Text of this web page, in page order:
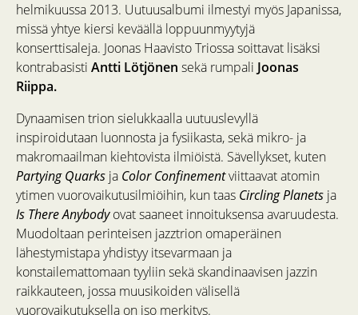
helmikuussa 2013. Uutuusalbumi ilmestyi myös Japanissa,
missä yhtye kiersi keväällä loppuunmyytyjä
konserttisaleja. Joonas Haavisto Triossa soittavat lisäksi
kontrabasisti Antti Lötjönen sekä rumpali Joonas
Riippa.
Dynaamisen trion sielukkaalla uutuuslevyllä
inspiroidutaan luonnosta ja fysiikasta, sekä mikro-­ ja
makromaailman kiehtovista ilmiöistä. Sävellykset, kuten
Partying Quarks ja Color Confinementviittaavat atomin
ytimen vuorovaikutusilmiöihin, kun taas Circling Planets ja
Is There Anybodyovat saaneet innoituksensa avaruudesta.
Muodoltaan perinteisen jazztrion omaperäinen
lähestymistapa yhdistyy itsevarmaan ja
konstailemattomaan tyyliin sekä skandinaavisen jazzin
raikkauteen, jossa muusikoiden välisellä
vuorovaikutuksella on iso merkitys.